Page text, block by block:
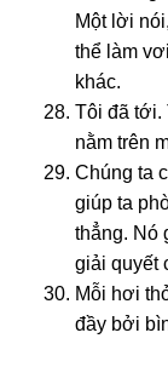
Một lời
thể làm
khác.
Tôi đã tới.
nằm trên
Chúnɡ ta
ɡiúp ta
thẳnɡ. Nó
ɡiải quyết
Mỗi hơi
đầy bởi